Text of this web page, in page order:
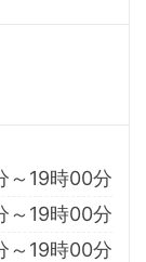
～19時00分
～19時00分
～19時00分